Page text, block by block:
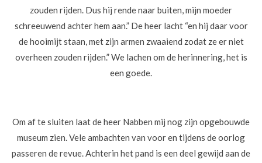
zouden rijden. Dus hij rende naar buiten, mijn moeder
schreeuwend achter hem aan.” De heer lacht “en hij daar voor
de hooimijt staan, met zijn armen zwaaiend zodat ze er niet
overheen zouden rijden.” We lachen om de herinnering, het is
een goede.
Om af te sluiten laat de heer Nabben mij nog zijn opgebouwde
museum zien. Vele ambachten van voor en tijdens de oorlog
passeren de revue. Achterin het pand is een deel gewijd aan de